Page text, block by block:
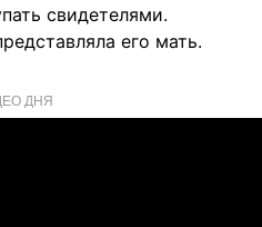
свидетелями.
его мать.
ДНЯ